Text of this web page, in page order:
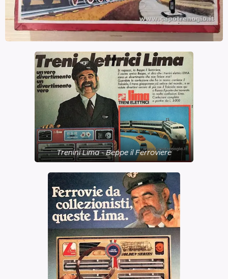
Trenini Lima - Beppe il Ferroviere